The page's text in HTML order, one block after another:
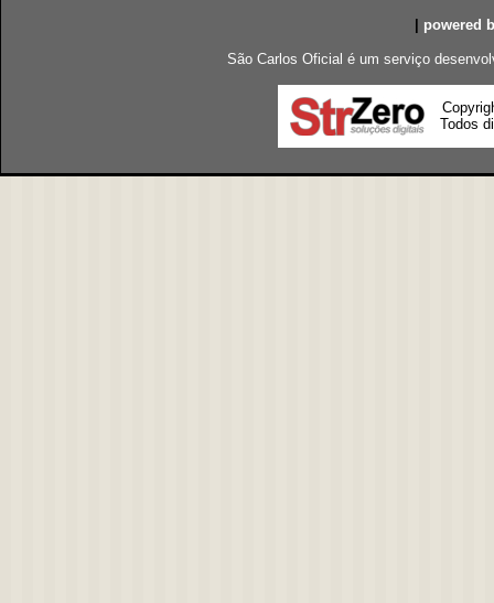
powered
São Carlos Oficial é um serviço
Todos